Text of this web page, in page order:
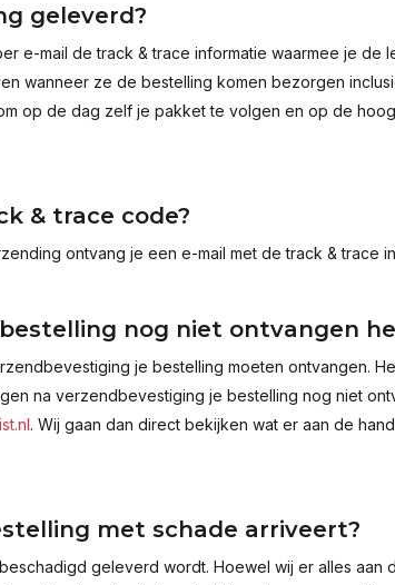
geleverd?
e-mail de track & trace informatie waarmee je de
wanneer ze de bestelling komen bezorgen
op de dag zelf je pakket te volgen en op de
& trace code?
ontvang je een e-mail met de track & trace
nog niet ontvangen
je bestelling moeten ontvangen.
na verzendbevestiging je bestelling nog niet
. Wij gaan dan direct bekijken wat er aan de
met schade arriveert?
geleverd wordt. Hoewel wij er alles aan